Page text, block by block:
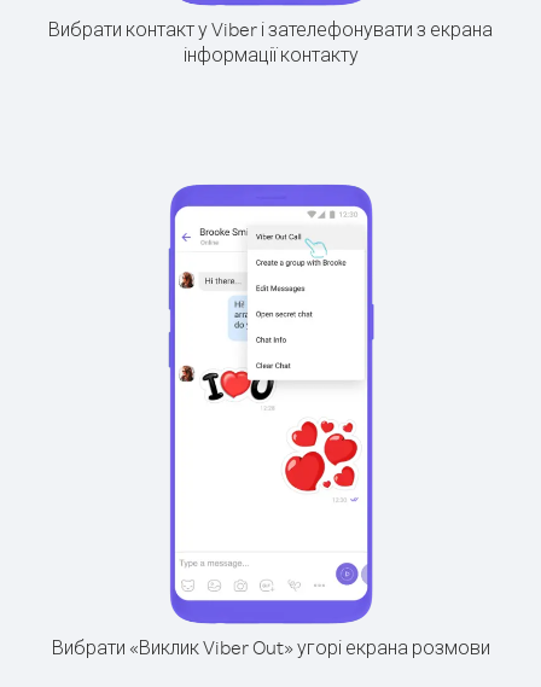
Вибрати контакт у Viber і зателефонувати з екрана
інформації контакту
Вибрати «Виклик Viber Out» угорі екрана розмови